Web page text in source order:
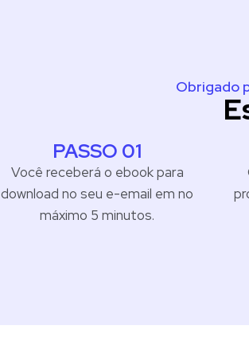
Obrigado
PASSO 01
Você receberá o ebook para
download no seu e-email em no
máximo 5 minutos.